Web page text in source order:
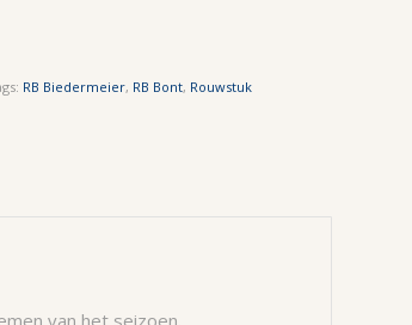
RB Biedermeier, RB Bont, Rouwstuk
van het seizoen.